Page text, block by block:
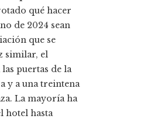
qué hacer
de 2024 sean
que se
similar, el
puertas de la
y a una treintena
La mayoría ha
hotel hasta